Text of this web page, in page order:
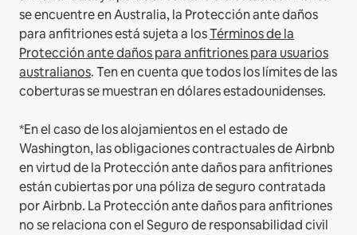
se encuentre en Australia, la Protección ante daños
para anfitriones está sujeta a losTérminos de la
Protección ante daños para anfitriones para usuarios
australianos. Ten en cuenta que todos los límites de las
coberturas se muestran en dólares estadounidenses.
*En el caso de los alojamientos en el estado de
Washington, las obligaciones contractuales de Airbnb
en virtud de la Protección ante daños para anfitriones
están cubiertas por una póliza de seguro contratada
por Airbnb. La Protección ante daños para anfitriones
no se relaciona con el Seguro de responsabilidad civil